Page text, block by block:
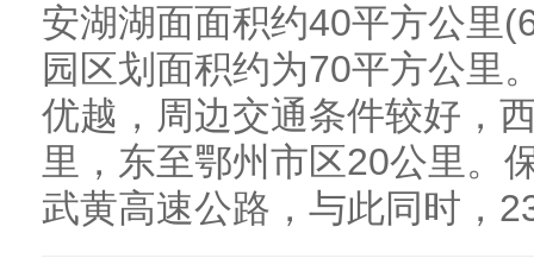
安湖湖面面积约40平方公里
园区划面积约为70平方公里
优越，周边交通条件较好，
里，东至鄂州市区20公里。
武黄高速公路，与此同时，